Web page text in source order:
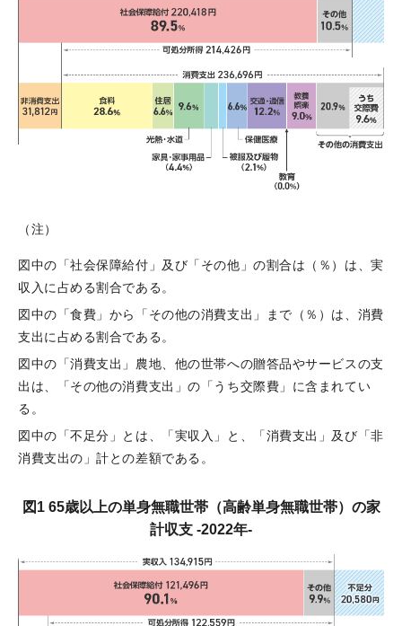
（注）
図中の「社会保障給付」及び「その他」の割合は（％）は、実
収入に占める割合である。
図中の「食費」から「その他の消費支出」まで（％）は、消費
支出に占める割合である。
図中の「消費支出」農地、他の世帯への贈答品やサービスの支
出は、「その他の消費支出」の「うち交際費」に含まれてい
る。
図中の「不足分」とは、「実収入」と、「消費支出」及び「非
消費支出の」計との差額である。
図1 65歳以上の単身無職世帯（高齢単身無職世帯）の家
計収支 -2022年-